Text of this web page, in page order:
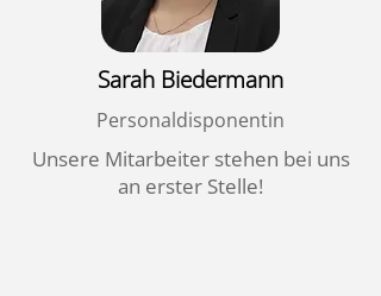
Sarah Biedermann
Personaldisponentin
Unsere Mitarbeiter stehen bei uns
an erster Stelle!